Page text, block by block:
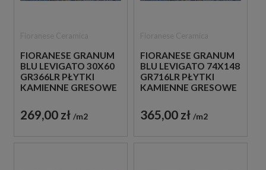
FIORANESE GRANUM
BLU LEVIGATO 30X60
GR366LR PŁYTKI
KAMIENNE GRESOWE
269,00 zł m2
FIORANESE GRANUM
BLU LEVIGATO 74X148
GR716LR PŁYTKI
KAMIENNE GRESOWE
365,00 zł m2